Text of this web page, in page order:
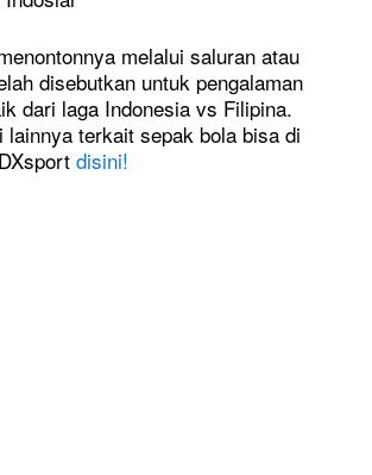
melalui saluran atau
disebutkan untuk pengalaman
dari laga Indonesia vs Filipina.
lainnya terkait sepak bola bisa di
disini!